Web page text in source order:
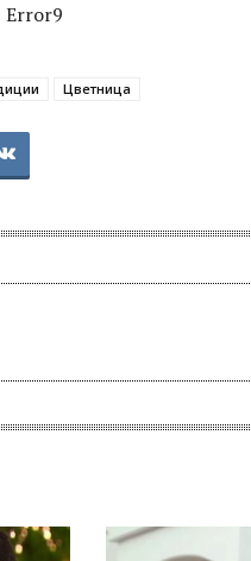
Error9
Цветница